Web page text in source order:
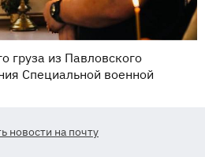
груза из Павловского
Специальной военной
новости на почту